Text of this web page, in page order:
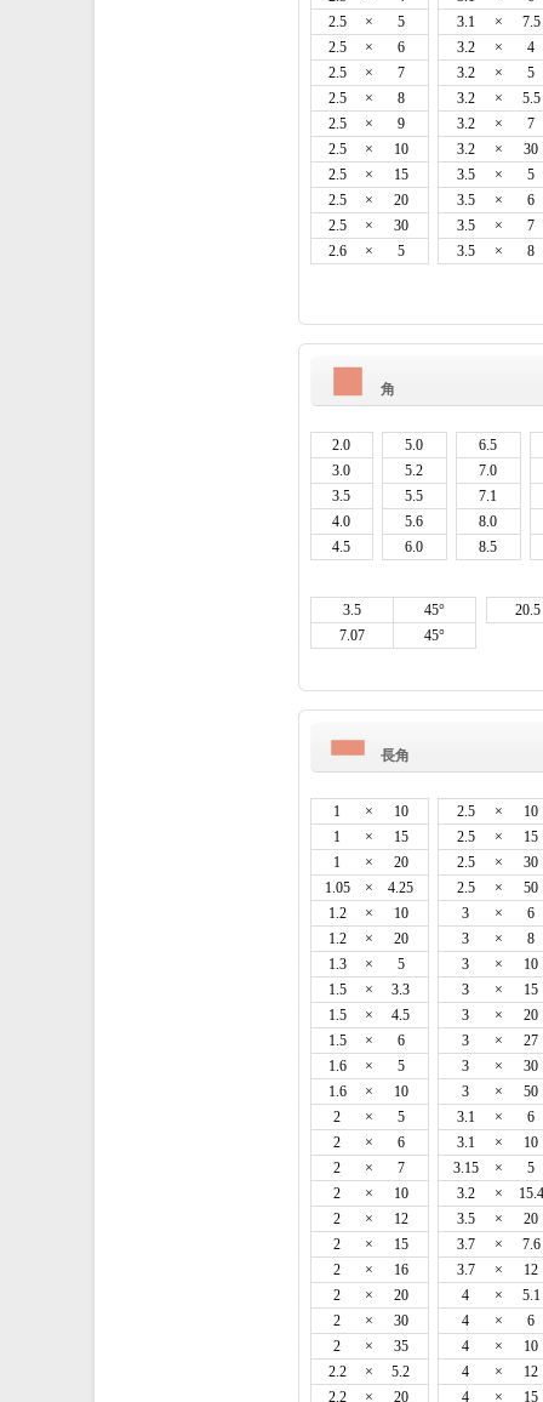
2.5
× 5 3.1 ×
7.5
2.5
× 6 3.2 ×
4
2.5
× 7 3.2 ×
5
2.5
× 8 3.2 ×
5.5
2.5
× 9 3.2 ×
7
2.5
× 10 3.2 ×
30
2.5
× 15 3.5 ×
5
2.5
× 20 3.5 ×
6
2.5
× 30 3.5 ×
7
2.6
× 5 3.5 × 8
角
2.0 5.0
6.5
3.0
5.2
7.0
3.5
5.5
7.1
4.0
5.6
8.0
4.5
6.0 8.5
3.5 45°
20.5
7.07
45°
長角
1 × 10 2.5 ×
10
1
× 15 2.5 ×
15
1
× 20 2.5 ×
30
1.05
× 4.25 2.5 ×
50
1.2
× 10 3 ×
6
1.2
× 20 3 ×
8
1.3
× 5 3 ×
10
1.5
× 3.3 3 ×
15
1.5
× 4.5 3 ×
20
1.5
× 6 3 ×
27
1.6
× 5 3 ×
30
1.6
× 10 3 ×
50
2
× 5 3.1 ×
6
2
× 6 3.1 ×
10
2
× 7 3.15 ×
5
2
× 10 3.2 ×
15.4
2
× 12 3.5 ×
20
2
× 15 3.7 ×
7.6
2
× 16 3.7 ×
12
2
× 20 4 ×
5.1
2
× 30 4 ×
6
2
× 35 4 ×
10
2.2
× 5.2 4 ×
12
2.2
× 20 4 × 15